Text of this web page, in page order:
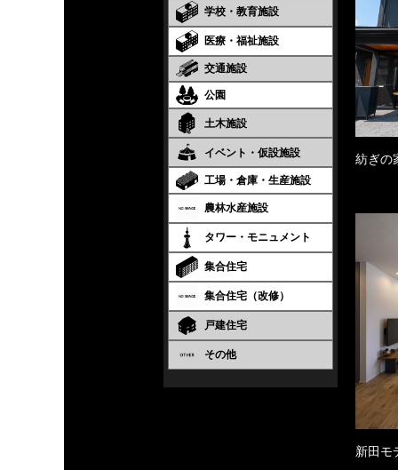
学校・教育施設
医療・福祉施設
交通施設
公園
土木施設
イベント・仮設施設
工場・倉庫・生産施設
農林水産施設
タワー・モニュメント
集合住宅
集合住宅（改修）
戸建住宅
その他
紡ぎの
新田モ